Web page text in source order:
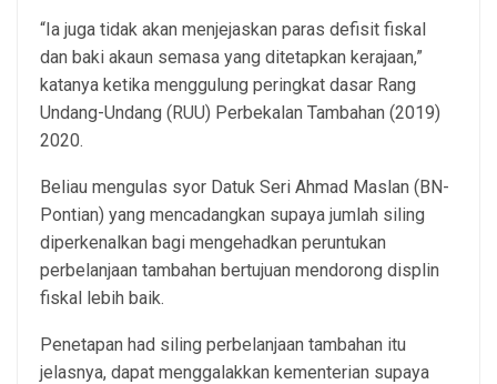
“Ia juga tidak akan menjejaskan paras defisit fiskal
dan baki akaun semasa yang ditetapkan kerajaan,”
katanya ketika menggulung peringkat dasar Rang
Undang-Undang (RUU) Perbekalan Tambahan (2019)
2020.
Beliau mengulas syor Datuk Seri Ahmad Maslan (BN-
Pontian) yang mencadangkan supaya jumlah siling
diperkenalkan bagi mengehadkan peruntukan
perbelanjaan tambahan bertujuan mendorong displin
fiskal lebih baik.
Penetapan had siling perbelanjaan tambahan itu
jelasnya, dapat menggalakkan kementerian supaya